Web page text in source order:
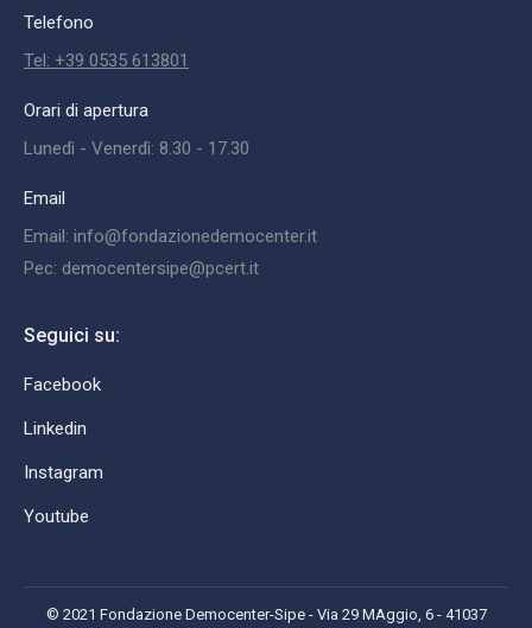
Telefono
Tel: +39 0535 613801
Orari di apertura
Lunedì - Venerdì: 8.30 - 17.30
Email
Email: info@fondazionedemocenter.it
Pec: democentersipe@pcert.it
Seguici su:
Facebook
Linkedin
Instagram
Youtube
© 2021 Fondazione Democenter-Sipe - Via 29 MAggio, 6 - 41037